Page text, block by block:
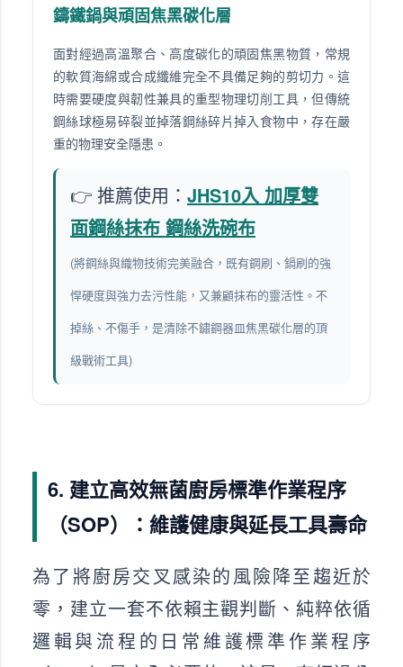
鑄鐵鍋與頑固焦黑碳化層
面對經過高溫聚合、高度碳化的頑固焦黑物質，常規
的軟質海綿或合成纖維完全不具備足夠的剪切力。這
時需要硬度與韌性兼具的重型物理切削工具，但傳統
鋼絲球極易碎裂並掉落鋼絲碎片掉入食物中，存在嚴
重的物理安全隱患。
👉 推薦使用： JHS10入 加厚雙
面鋼絲抹布 鋼絲洗碗布
(將鋼絲與織物技術完美融合，既有鋼刷、鍋刷的強
悍硬度與強力去污性能，又兼顧抹布的靈活性。不
掉絲、不傷手，是清除不鏽鋼器皿焦黑碳化層的頂
級戰術工具)
6. 建立高效無菌廚房標準作業程序
（SOP）：維護健康與延長工具壽命
為了將廚房交叉感染的風險降至趨近於
零，建立一套不依賴主觀判斷、純粹依循
邏輯與流程的日常維護標準作業程序